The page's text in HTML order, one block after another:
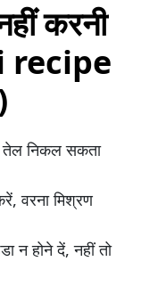
करनी
recipe
तेल निकल सकता
वरना मिश्रण
न होने दें, नहीं तो